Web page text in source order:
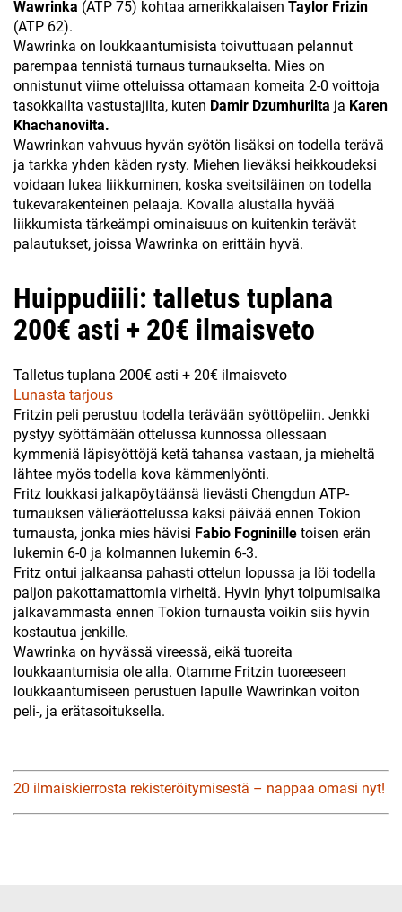
Wawrinka (ATP 75) kohtaa amerikkalaisen Taylor Frizin
(ATP 62).
Wawrinka on loukkaantumisista toivuttuaan pelannut
parempaa tennistä turnaus turnaukselta. Mies on
onnistunut viime otteluissa ottamaan komeita 2-0 voittoja
tasokkailta vastustajilta, kuten Damir Dzumhurilta ja Karen
Khachanovilta.
Wawrinkan vahvuus hyvän syötön lisäksi on todella terävä
ja tarkka yhden käden rysty. Miehen lieväksi heikkoudeksi
voidaan lukea liikkuminen, koska sveitsiläinen on todella
tukevarakenteinen pelaaja. Kovalla alustalla hyvää
liikkumista tärkeämpi ominaisuus on kuitenkin terävät
palautukset, joissa Wawrinka on erittäin hyvä.
Huippudiili: talletus tuplana
200€ asti + 20€ ilmaisveto
Talletus tuplana 200€ asti + 20€ ilmaisveto
Lunasta tarjous
Fritzin peli perustuu todella terävään syöttöpeliin. Jenkki
pystyy syöttämään ottelussa kunnossa ollessaan
kymmeniä läpisyöttöjä ketä tahansa vastaan, ja mieheltä
lähtee myös todella kova kämmenlyönti.
Fritz loukkasi jalkapöytäänsä lievästi Chengdun ATP-
turnauksen välieräottelussa kaksi päivää ennen Tokion
turnausta, jonka mies hävisi Fabio Fogninille toisen erän
lukemin 6-0 ja kolmannen lukemin 6-3.
Fritz ontui jalkaansa pahasti ottelun lopussa ja löi todella
paljon pakottamattomia virheitä. Hyvin lyhyt toipumisaika
jalkavammasta ennen Tokion turnausta voikin siis hyvin
kostautua jenkille.
Wawrinka on hyvässä vireessä, eikä tuoreita
loukkaantumisia ole alla. Otamme Fritzin tuoreeseen
loukkaantumiseen perustuen lapulle Wawrinkan voiton
peli-, ja erätasoituksella.
20 ilmaiskierrosta rekisteröitymisestä – nappaa omasi nyt!